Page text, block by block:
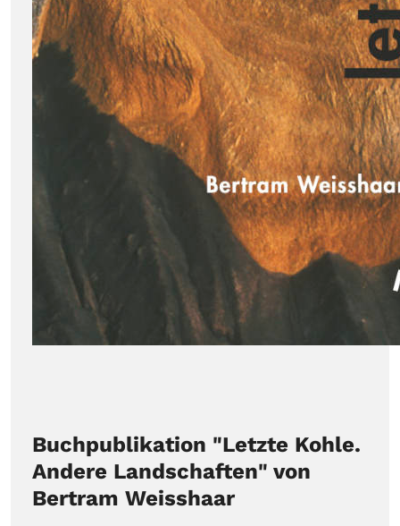
Buchpublikation "Letzte Kohle.
Andere Landschaften" von
Bertram Weisshaar